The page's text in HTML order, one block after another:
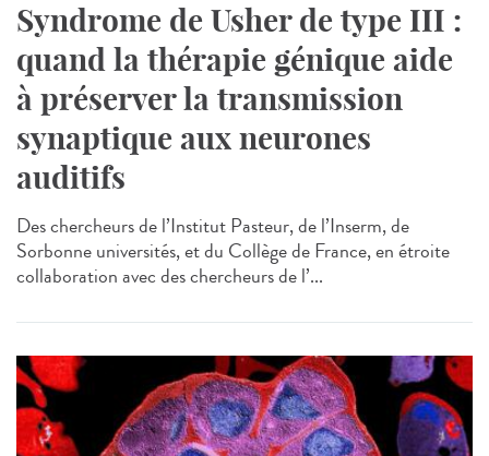
Syndrome de Usher de type III :
quand la thérapie génique aide
à préserver la transmission
synaptique aux neurones
auditifs
Des chercheurs de l’Institut Pasteur, de l’Inserm, de
Sorbonne universités, et du Collège de France, en étroite
collaboration avec des chercheurs de l’...